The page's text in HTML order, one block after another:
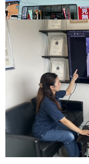
工場倉庫改修
見積もりシミュレーション